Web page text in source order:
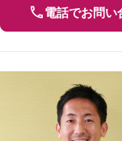
電話でお問い